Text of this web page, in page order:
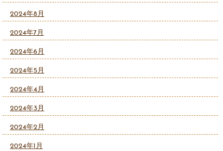
2024年8月
2024年7月
2024年6月
2024年5月
2024年4月
2024年3月
2024年2月
2024年1月